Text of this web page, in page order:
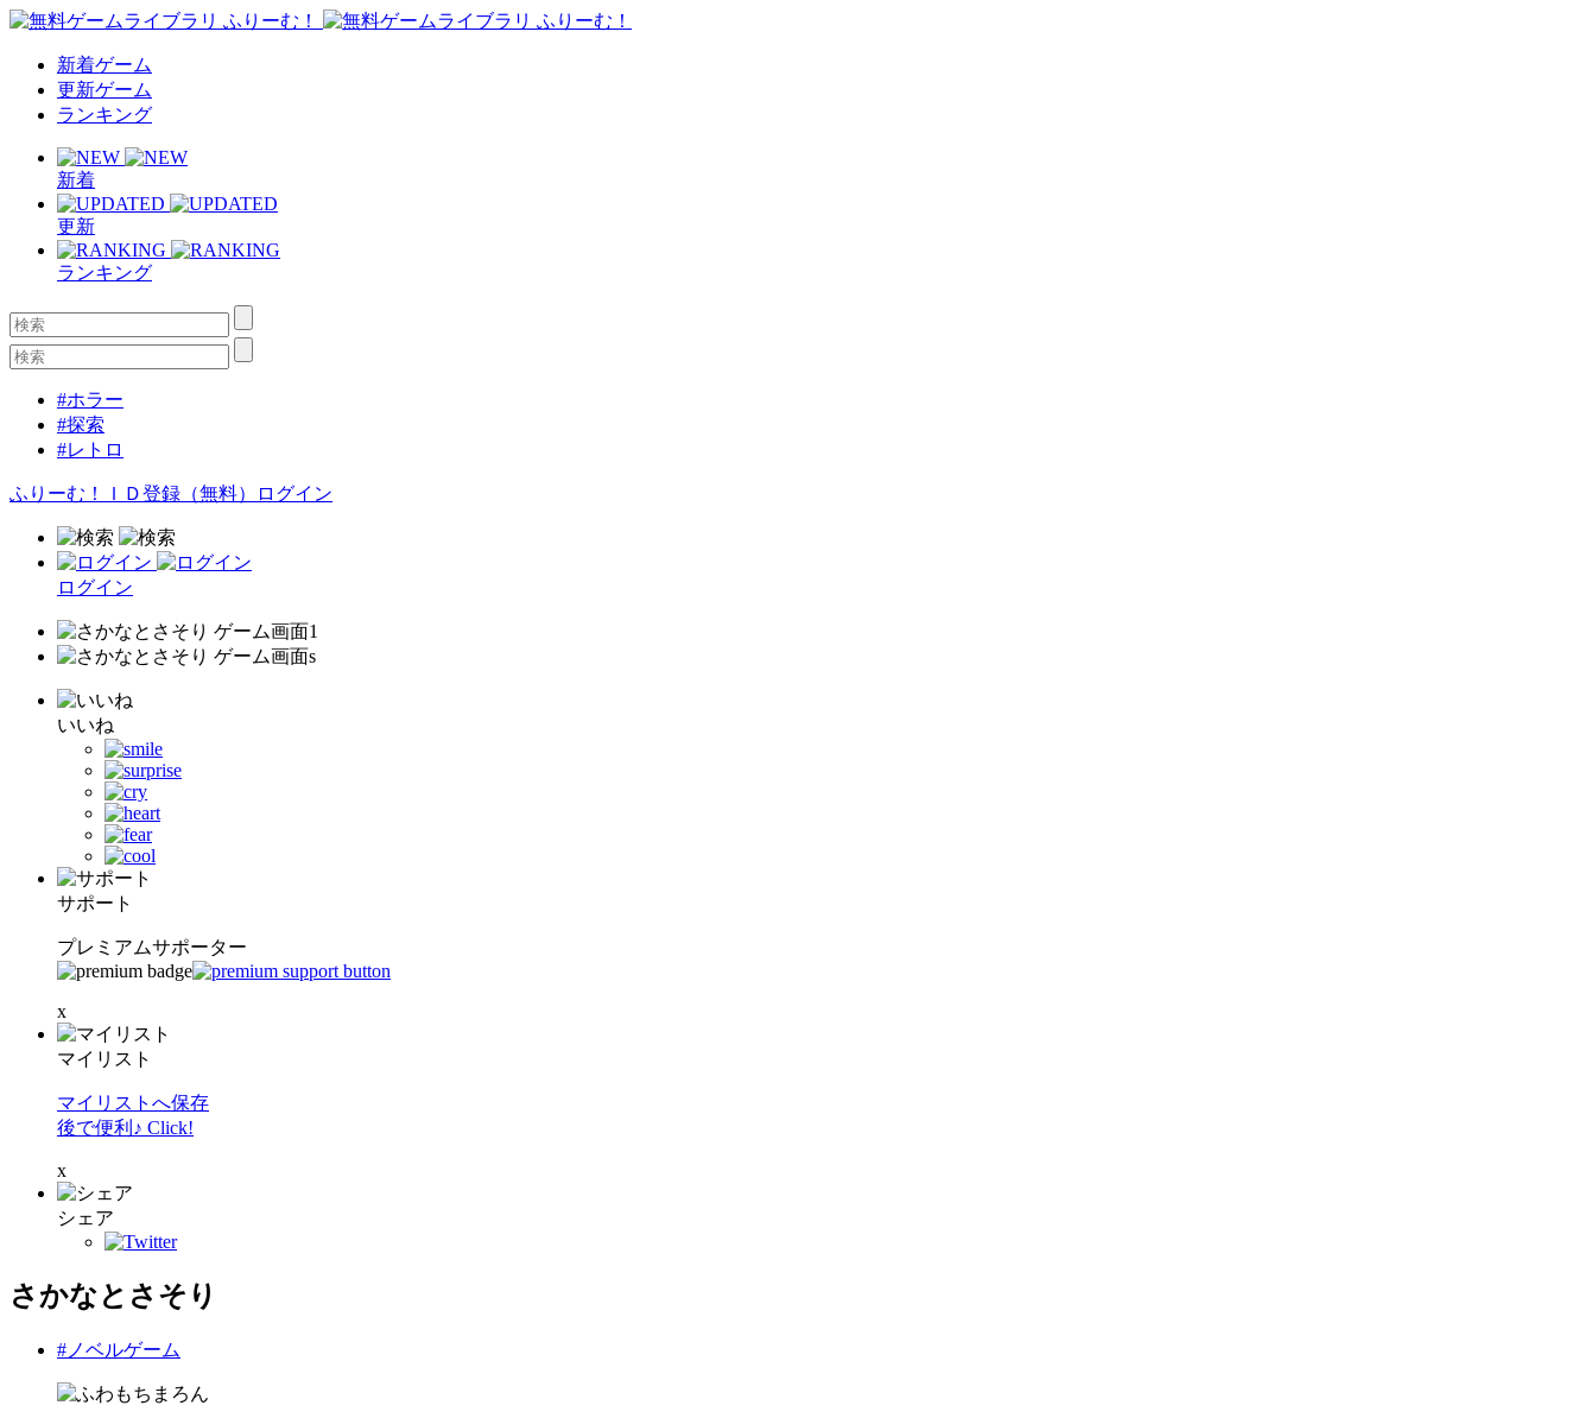
新着ゲーム
更新ゲーム
ランキング
新着
更新
ランキング
#ホラー
#探索
#レトロ
ふりーむ！ＩＤ登録（無料） ログイン
ログイン
いいね
サポート
プレミアムサポーター
x
マイリスト
マイリストへ保存
後で便利♪ Click!
x
シェア
さかなとさそり
#ノベルゲーム